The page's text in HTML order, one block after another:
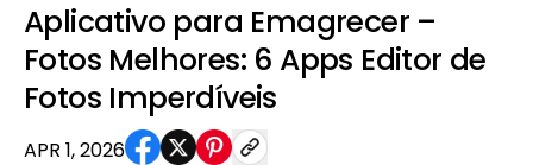
Aplicativo para Emagrecer –
Fotos Melhores: 6 Apps Editor de
Fotos Imperdíveis
APR 1, 2026